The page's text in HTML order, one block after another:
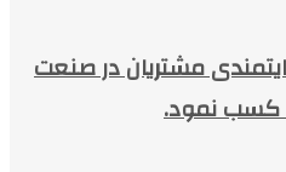
مشتریان در صنعت
کسب نمود.